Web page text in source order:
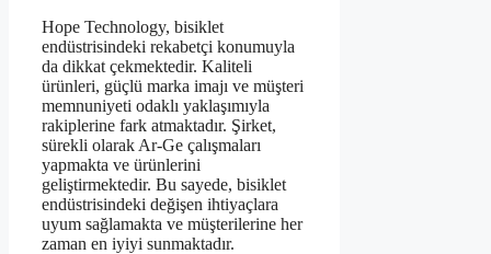
Hope Technology, bisiklet
endüstrisindeki rekabetçi konumuyla
da dikkat çekmektedir. Kaliteli
ürünleri, güçlü marka imajı ve müşteri
memnuniyeti odaklı yaklaşımıyla
rakiplerine fark atmaktadır. Şirket,
sürekli olarak Ar-Ge çalışmaları
yapmakta ve ürünlerini
geliştirmektedir. Bu sayede, bisiklet
endüstrisindeki değişen ihtiyaçlara
uyum sağlamakta ve müşterilerine her
zaman en iyiyi sunmaktadır.